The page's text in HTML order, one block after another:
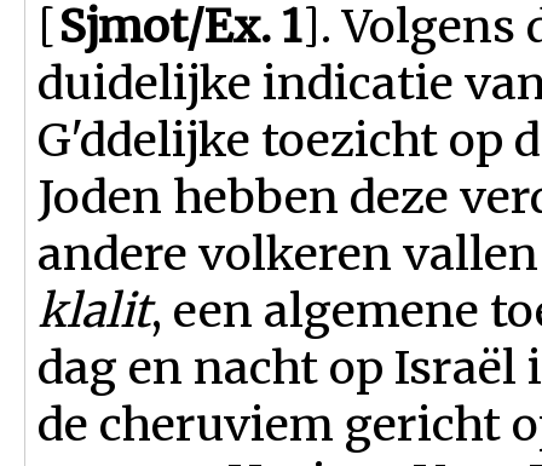
[Sjmot/Ex. 1]. Volgens
duidelijke indicatie
G'ddelijke toezicht op
Joden hebben deze
andere volkeren
klalit, een algemene
dag en nacht op Israël
de cheruviem gericht